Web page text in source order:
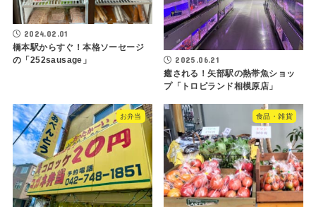
2024.02.01
橋本駅からすぐ！本格ソーセージ
の「252sausage」
2025.06.21
癒される！矢部駅の熱帯魚ショッ
プ「トロピランド相模原店」
お弁当 食品・雑貨